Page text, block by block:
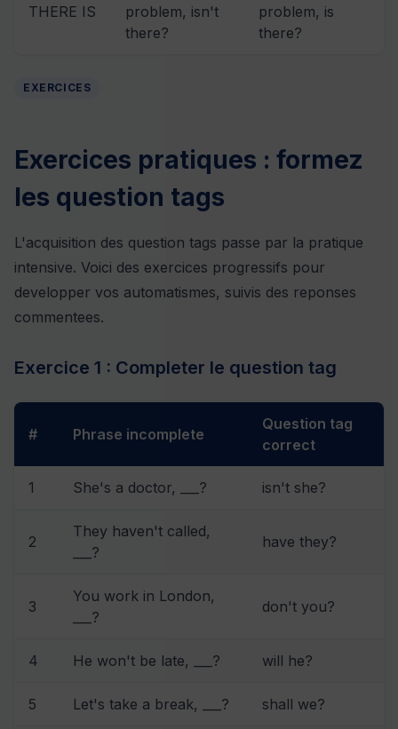
THERE IS
problem, isn't
there?
problem, is
there?
EXERCICES
Exercices pratiques : formez
les question tags
L'acquisition des question tags passe par la pratique
intensive. Voici des exercices progressifs pour
developper vos automatismes, suivis des reponses
commentees.
Exercice 1 : Completer le question tag
# Phrase incomplete
Question tag
correct
1 She's a doctor, ___? isn't she?
2
They haven't called,
___?
have they?
3
You work in London,
___?
don't you?
4 He won't be late, ___? will he?
5 Let's take a break, ___? shall we?